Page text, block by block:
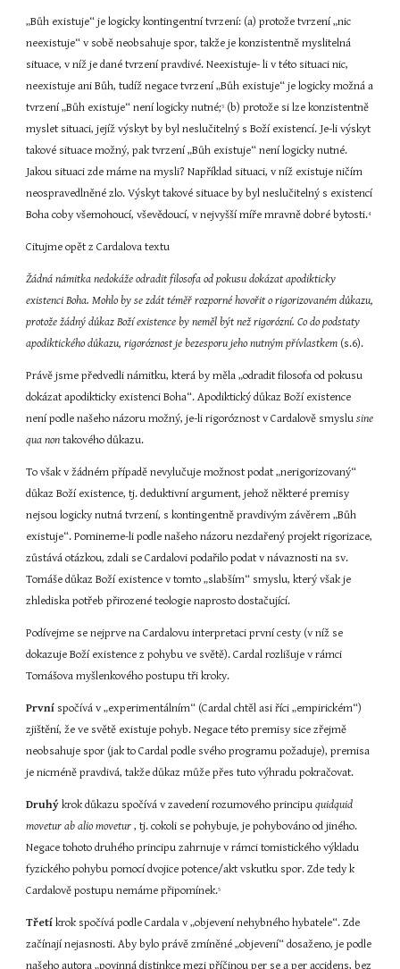
„Bůh existuje“ je logicky kontingentní tvrzení: (a) protože tvrzení „nic
neexistuje“ v sobě neobsahuje spor, takže je konzistentně myslitelná
situace, v níž je dané tvrzení pravdivé. Neexistuje- li v této situaci nic,
neexistuje ani Bůh, tudíž negace tvrzení „Bůh existuje“ je logicky možná a
tvrzení „Bůh existuje“ není logicky nutné;3 (b) protože si lze konzistentně
myslet situaci, jejíž výskyt by byl neslučitelný s Boží existencí. Je-li výskyt
takové situace možný, pak tvrzení „Bůh existuje“ není logicky nutné.
Jakou situaci zde máme na mysli? Například situaci, v níž existuje ničím
neospravedlněné zlo. Výskyt takové situace by byl neslučitelný s existencí
Boha coby všemohoucí, vševědoucí, v nejvyšší míře mravně dobré bytosti.4
Citujme opět z Cardalova textu
Žádná námitka nedokáže odradit filosofa od pokusu dokázat apodikticky
existenci Boha. Mohlo by se zdát téměř rozporné hovořit o rigorizovaném důkazu,
protože žádný důkaz Boží existence by neměl být než rigorózní. Co do podstaty
apodiktického důkazu, rigoróznost je bezesporu jeho nutným přívlastkem (s.6).
Právě jsme předvedli námitku, která by měla „odradit filosofa od pokusu
dokázat apodikticky existenci Boha“. Apodiktický důkaz Boží existence
není podle našeho názoru možný, je-li rigoróznost v Cardalově smyslu sine
qua non takového důkazu.
To však v žádném případě nevylučuje možnost podat „nerigorizovaný“
důkaz Boží existence, tj. deduktivní argument, jehož některé premisy
nejsou logicky nutná tvrzení, s kontingentně pravdivým závěrem „Bůh
existuje“. Pomineme-li podle našeho názoru nezdařený projekt rigorizace,
zůstává otázkou, zdali se Cardalovi podařilo podat v návaznosti na sv.
Tomáše důkaz Boží existence v tomto „slabším“ smyslu, který však je
zhlediska potřeb přirozené teologie naprosto dostačující.
Podívejme se nejprve na Cardalovu interpretaci první cesty (v níž se
dokazuje Boží existence z pohybu ve světě). Cardal rozlišuje v rámci
Tomášova myšlenkového postupu tři kroky.
První spočívá v „experimentálním“ (Cardal chtěl asi říci „empirickém“)
zjištění, že ve světě existuje pohyb. Negace této premisy sice zřejmě
neobsahuje spor (jak to Cardal podle svého programu požaduje), premisa
je nicméně pravdivá, takže důkaz může přes tuto výhradu pokračovat.
Druhý krok důkazu spočívá v zavedení rozumového principu quidquid
movetur ab alio movetur , tj. cokoli se pohybuje, je pohybováno od jiného.
Negace tohoto druhého principu zahrnuje v rámci tomistického výkladu
fyzického pohybu pomocí dvojice potence/akt vskutku spor. Zde tedy k
Cardalově postupu nemáme připomínek.5
Třetí krok spočívá podle Cardala v „objevení nehybného hybatele“. Zde
začínají nejasnosti. Aby bylo právě zmíněné „objevení“ dosaženo, je podle
našeho autora „povinná distinkce mezi příčinou per se a per accidens, bez